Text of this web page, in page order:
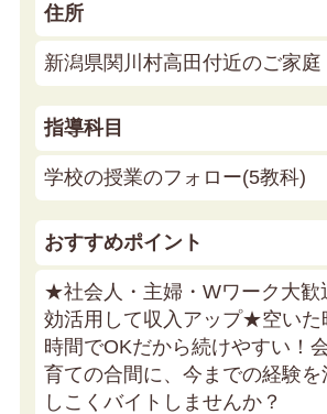
住所
新潟県関川村高田付近のご家庭
指導科目
学校の授業のフォロー(5教科)
おすすめポイント
★社会人・主婦・Wワーク大歓
効活用して収入アップ★空い
時間でOKだから続けやすい！
育ての合間に、今までの経験
しこくバイトしませんか？